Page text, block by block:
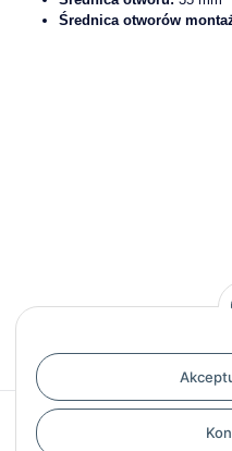
Średnica otworów
Recenzje